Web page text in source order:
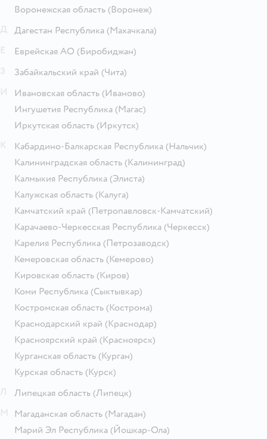
Воронежская область (Воронеж)
Дагестан Республика (Махачкала)
Еврейская АО (Биробиджан)
Забайкальский край (Чита)
Ивановская область (Иваново)
Ингушетия Республика (Магас)
Иркутская область (Иркутск)
Кабардино-Балкарская Республика (Нальчик)
Калининградская область (Калининград)
Калмыкия Республика (Элиста)
Калужская область (Калуга)
Камчатский край (Петропавловск-Камчатский)
Карачаево-Черкесская Республика (Черкесск)
Карелия Республика (Петрозаводск)
Кемеровская область (Кемерово)
Кировская область (Киров)
Коми Республика (Сыктывкар)
Костромская область (Кострома)
Краснодарский край (Краснодар)
Красноярский край (Красноярск)
Курганская область (Курган)
Курская область (Курск)
Липецкая область (Липецк)
Магаданская область (Магадан)
Марий Эл Республика (Йошкар-Ола)